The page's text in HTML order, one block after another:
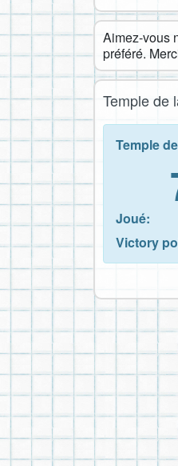
Aimez-vous
préféré.
Temple de
Temple
Joué:
Victory